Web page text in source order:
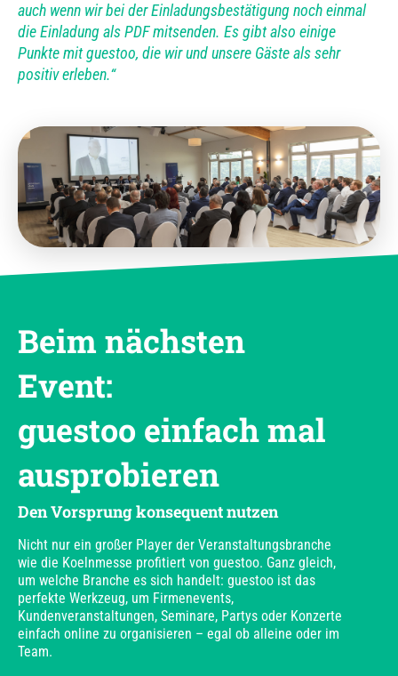
auch wenn wir bei der Einladungsbestätigung noch einmal
die Einladung als PDF mitsenden. Es gibt also einige
Punkte mit guestoo, die wir und unsere Gäste als sehr
positiv erleben.“
Beim nächsten
Event:
guestoo einfach mal
ausprobieren
Den Vorsprung konsequent nutzen
Nicht nur ein großer Player der Veranstaltungsbranche
wie die Koelnmesse profitiert von guestoo. Ganz gleich,
um welche Branche es sich handelt: guestoo ist das
perfekte Werkzeug, um Firmenevents,
Kundenveranstaltungen, Seminare, Partys oder Konzerte
einfach online zu organisieren – egal ob alleine oder im
Team.